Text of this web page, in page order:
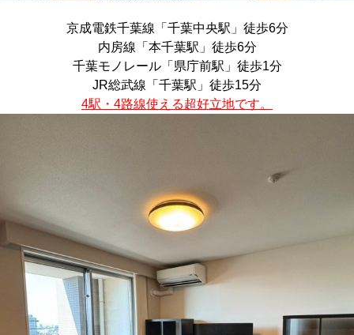
京成電鉄千葉線「千葉中央駅」徒歩6分
内房線「本千葉駅」徒歩6分
千葉モノレール「県庁前駅」徒歩1分
JR総武線「千葉駅」徒歩15分
4駅・4路線使える超好立地です。